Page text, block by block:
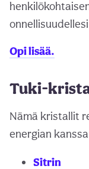
Opi lisää.
Tuki-
Nämä kristallit
energian
Sitrin